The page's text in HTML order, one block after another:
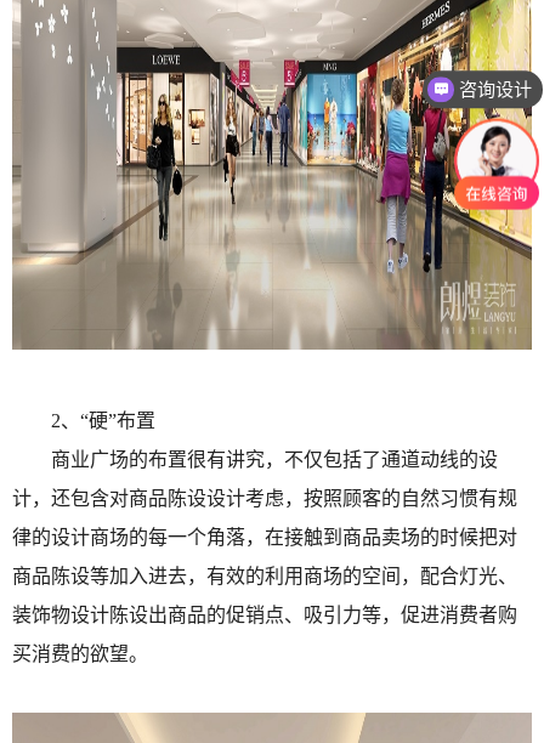
2、“硬”布置
商业广场的布置很有讲究，不仅包括了通道动线的设
计，还包含对商品陈设设计考虑，按照顾客的自然习惯有规
律的设计商场的每一个角落，在接触到商品卖场的时候把对
商品陈设等加入进去，有效的利用商场的空间，配合灯光、
装饰物设计陈设出商品的促销点、吸引力等，促进消费者购
买消费的欲望。
咨询设计